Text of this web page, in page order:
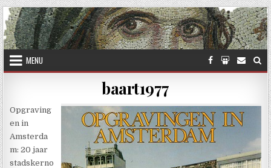
Skip to content
MENU
baart1977
Opgraving
en in
Amsterda
m: 20 jaar
stadskerno